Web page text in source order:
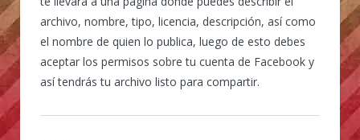
archivo, nombre, tipo, licencia, descripción, así como
el nombre de quien lo publica, luego de esto debes
aceptar los permisos sobre tu cuenta de Facebook y
así tendrás tu archivo listo para compartir.